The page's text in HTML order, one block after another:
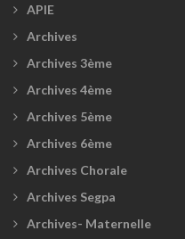
APIE
Archives
Archives 3ème
Archives 4ème
Archives 5ème
Archives 6ème
Archives Chorale
Archives Segpa
Archives- Maternelle